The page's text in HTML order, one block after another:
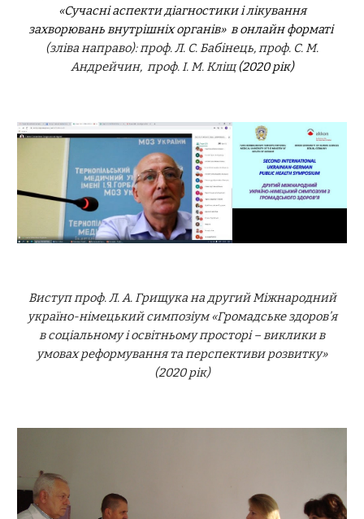
«Сучасні аспекти діагностики і лікування
захворювань внутрішніх органів»в онлайн форматі
(зліва направо): проф. Л. С. Бабінець, проф. С. М.
Андрейчин, проф. І. М. Кліщ(2020 рік)
Виступ проф. Л. А. Грищука на другий Міжнародний
україно-німецький симпозіум «Громадське здоров’я
в соціальному і освітньому просторі – виклики в
умовах реформування та перспективи розвитку»
(2020 рік)